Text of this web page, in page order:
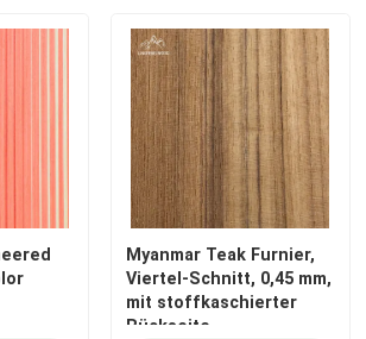
Myanmar Teak Furnier,
Viertel-Schnitt, 0,45 mm,
mit stoffkaschierter
Rückseite